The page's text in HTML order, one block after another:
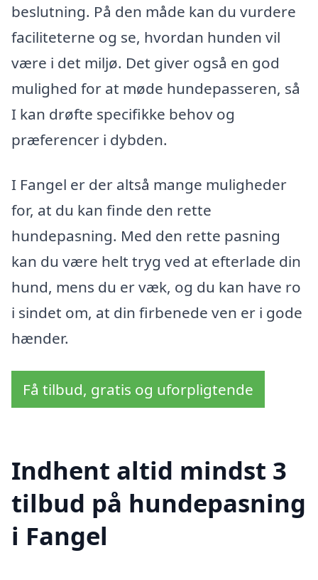
beslutning. På den måde kan du vurdere
faciliteterne og se, hvordan hunden vil
være i det miljø. Det giver også en god
mulighed for at møde hundepasseren, så
I kan drøfte specifikke behov og
præferencer i dybden.
I Fangel er der altså mange muligheder
for, at du kan finde den rette
hundepasning. Med den rette pasning
kan du være helt tryg ved at efterlade din
hund, mens du er væk, og du kan have ro
i sindet om, at din firbenede ven er i gode
hænder.
Få tilbud, gratis og uforpligtende
Indhent altid mindst 3
tilbud på hundepasning
i Fangel